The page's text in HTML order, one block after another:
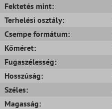
Fektetés mint:
Terhelési osztály:
Csempe formátum:
Kőméret:
Fugaszélesség:
Hosszúság:
Széles:
Magasság: